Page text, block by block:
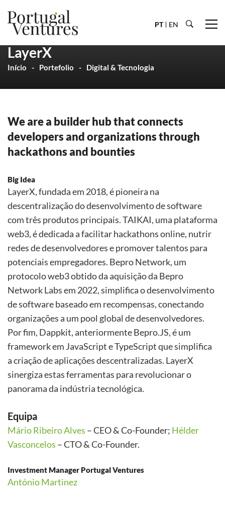
PT EN
LayerX
Início Portefolio Digital & Tecnologia
We are a builder hub that connects
developers and organizations through
hackathons and bounties
Big Idea
LayerX, fundada em 2018, é pioneira na
descentralização do desenvolvimento de software
com três produtos principais. TAIKAI, uma plataforma
web3, é dedicada a facilitar hackathons online, nutrir
redes de desenvolvedores e promover talentos para
potenciais empregadores. Bepro Network, um
protocolo web3 obtido da aquisição da Bepro
Network Labs em 2022, simplifica o desenvolvimento
de software baseado em recompensas, conectando
organizações a um pool global de desenvolvedores.
Por fim, Dappkit, anteriormente Bepro.JS, é um
framework em JavaScript e TypeScript que simplifica
a criação de aplicações descentralizadas. LayerX
sinergiza estas ferramentas para revolucionar o
panorama da indústria tecnológica.
Equipa
Mário Ribeiro Alves – CEO & Co-Founder; Hélder
Vasconcelos – CTO & Co-Founder.
Investment Manager Portugal Ventures
António Martinez